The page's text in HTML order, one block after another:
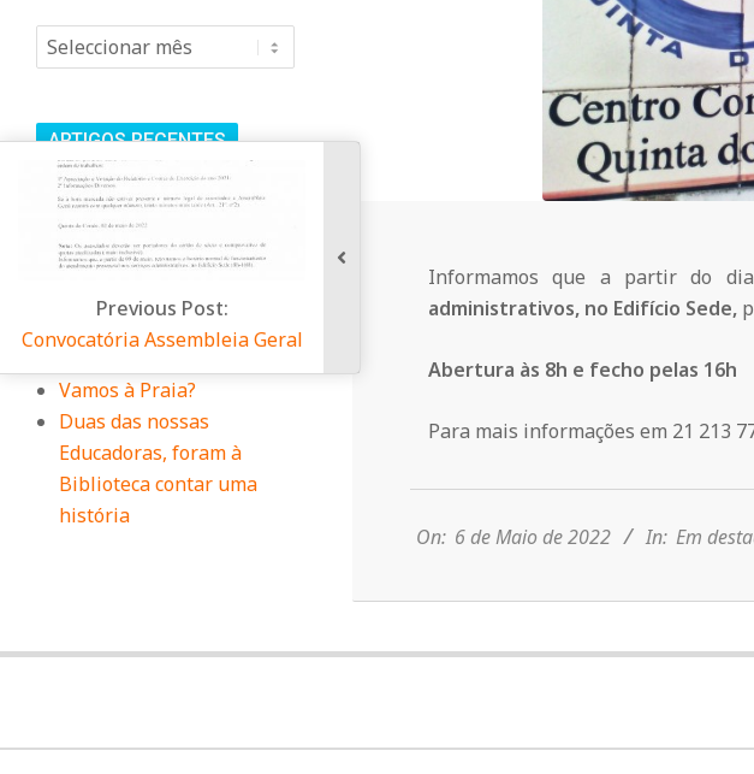
n
i
t
á
r
i
o
a
Q
Informamos que a partir do dia
administrativos, no Edifício Sede,
Abertura às 8h e fecho pelas 16h
Para mais informações em 21 213
06
On: 6 de Maio de 2022 In: Em
Arquivo
ARTIGOS RECENTES
Oferta Emprego – Animador
Cultural
Centro das Maravilhas
Voltou a Encantar!
Dia da Criança no Centro
Vamos à Praia?
Duas das nossas
Educadoras, foram à
Biblioteca contar uma
história
Geral